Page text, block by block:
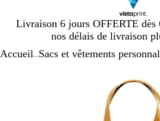
Livraison 6 jours OFFERTE
nos délais de livraison
Diapositive
1
Accueil Sacs et vêtements
au
pour
les
touches